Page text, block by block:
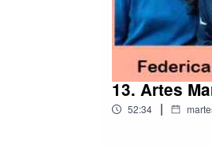
13. Artes
52:34 |